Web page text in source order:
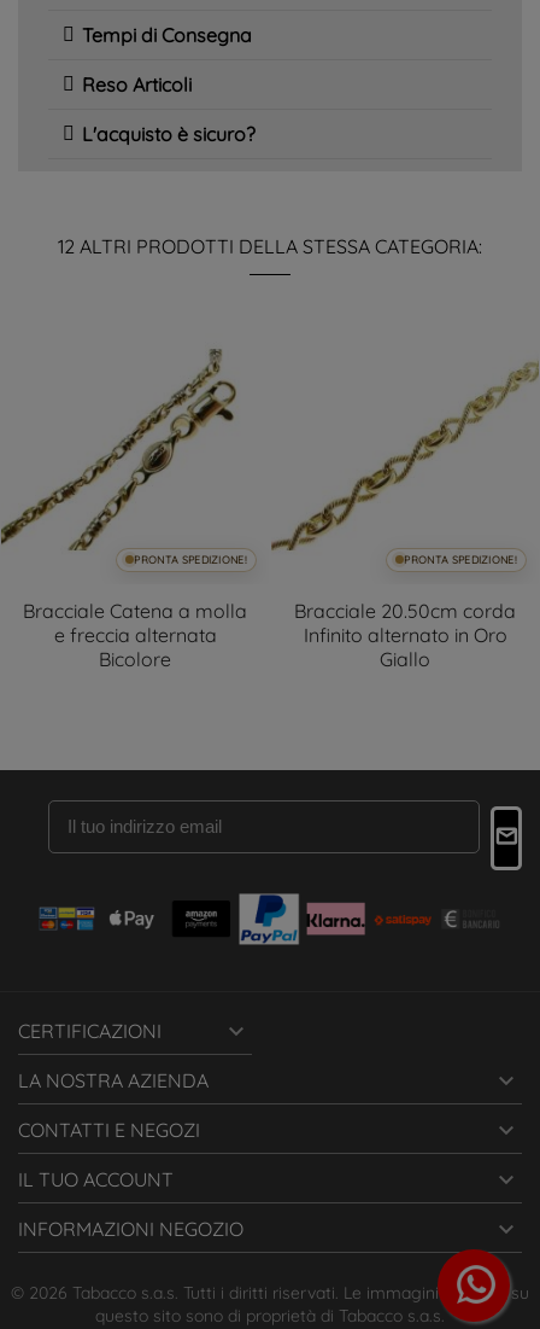
Tempi di Consegna
Reso Articoli
L'acquisto è sicuro?
12 ALTRI PRODOTTI DELLA STESSA CATEGORIA:
PRONTA SPEDIZIONE!
Bracciale Catena a molla
e freccia alternata
Bicolore
PRONTA SPEDIZIONE!
Bracciale 20.50cm corda
Infinito alternato in Oro
Giallo
CERTIFICAZIONI 
LA NOSTRA AZIENDA 
CONTATTI E NEGOZI 
IL TUO ACCOUNT 
INFORMAZIONI NEGOZIO 
© 2026 Tabacco s.a.s. Tutti i diritti riservati. Le immagini presenti su
questo sito sono di proprietà di Tabacco s.a.s.